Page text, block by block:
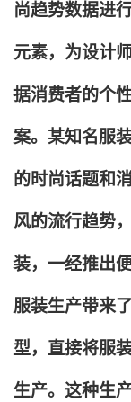
尚趋势数据进
元素，为设计
据消费者的个
案。某知名服
的时尚话题和
风的流行趋势
装，一经推出
服装生产带来
型，直接将服
生产。这种生